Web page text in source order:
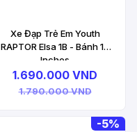
Xe Đạp Trẻ Em Youth
RAPTOR Elsa 1B - Bánh 12
Inches
1.690.000 VND
1.790.000 VND
-5%